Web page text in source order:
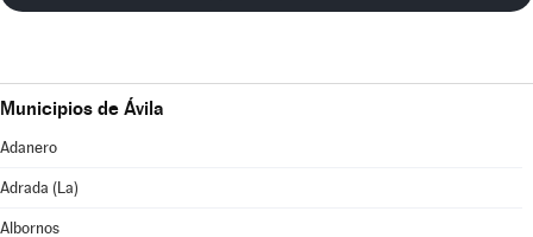
Municipios de Ávila
Adanero
Adrada (La)
Albornos